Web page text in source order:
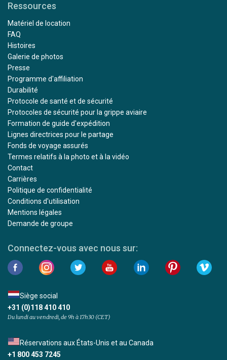
Ressources
Matériel de location
FAQ
Histoires
Galerie de photos
Presse
Programme d'affiliation
Durabilité
Protocole de santé et de sécurité
Protocoles de sécurité pour la grippe aviaire
Formation de guide d'expédition
Lignes directrices pour le partage
Fonds de voyage assurés
Termes relatifs à la photo et à la vidéo
Contact
Carrières
Politique de confidentialité
Conditions d'utilisation
Mentions légales
Demande de groupe
Connectez-vous avec nous sur:
Siège social
+31 (0)118 410 410
Du lundi au vendredi, de 9h à 17h30 (CET)
Réservations aux États-Unis et au Canada
+1 800 453 7245